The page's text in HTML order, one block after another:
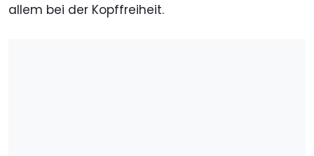
allem bei der Kopffreiheit.